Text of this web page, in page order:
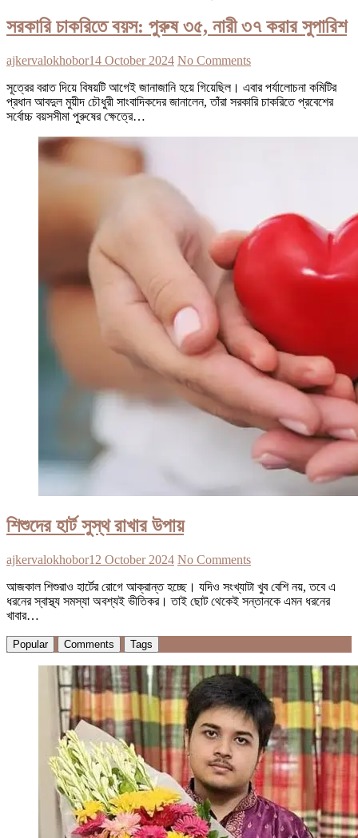
সরকারি চাকরিতে বয়স: পুরুষ ৩৫, নারী ৩৭ করার সুপারিশ
ajkervalokhobor14 October 2024 No Comments
সূত্রের বরাত দিয়ে বিষয়টি আগেই জানাজানি হয়ে গিয়েছিল। এবার পর্যালোচনা কমিটির
প্রধান আবদুল মুয়ীদ চৌধুরী সাংবাদিকদের জানালেন, তাঁরা সরকারি চাকরিতে প্রবেশের
সর্বোচ্চ বয়সসীমা পুরুষের ক্ষেত্রে…
শিশুদের হার্ট সুস্থ রাখার উপায়
ajkervalokhobor12 October 2024 No Comments
আজকাল শিশুরাও হার্টের রোগে আক্রান্ত হচ্ছে। যদিও সংখ্যাটা খুব বেশি নয়, তবে এ
ধরনের স্বাস্থ্য সমস্যা অবশ্যই ভীতিকর। তাই ছোট থেকেই সন্তানকে এমন ধরনের
খাবার…
Popular Comments Tags